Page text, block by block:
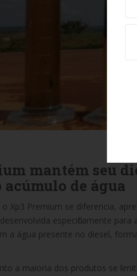
mantém seu
de água
o Xp3 Premium se diferencia,
especificamente
a água presente no diesel,
a maioria dos produtos se